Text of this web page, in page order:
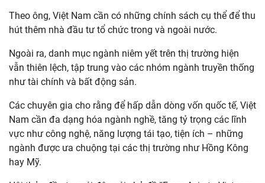
Theo ông, Việt Nam cần có những chính sách cụ thể để thu
hút thêm nhà đầu tư tổ chức trong và ngoài nước.
Ngoài ra, danh mục ngành niêm yết trên thị trường hiện
vẫn thiên lệch, tập trung vào các nhóm ngành truyền thống
như tài chính và bất động sản.
Các chuyên gia cho rằng để hấp dẫn dòng vốn quốc tế, Việt
Nam cần đa dạng hóa ngành nghề, tăng tỷ trọng các lĩnh
vực như công nghệ, năng lượng tái tạo, tiện ích – những
ngành được ưa chuộng tại các thị trường như Hồng Kông
hay Mỹ.